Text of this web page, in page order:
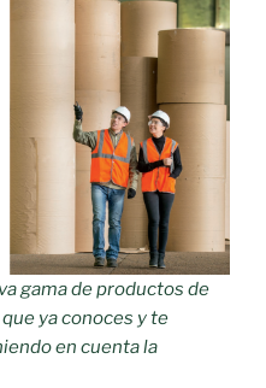
gama de productos de
ya conoces y te
en cuenta la